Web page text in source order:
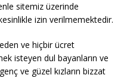
sitemiz üzerinde
izin verilmemektedir.
ve hiçbir ücret
isteyen dul bayanların ve
ve güzel kızların bizzat